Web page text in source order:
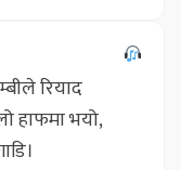
रियाद
हाफमा भयो,